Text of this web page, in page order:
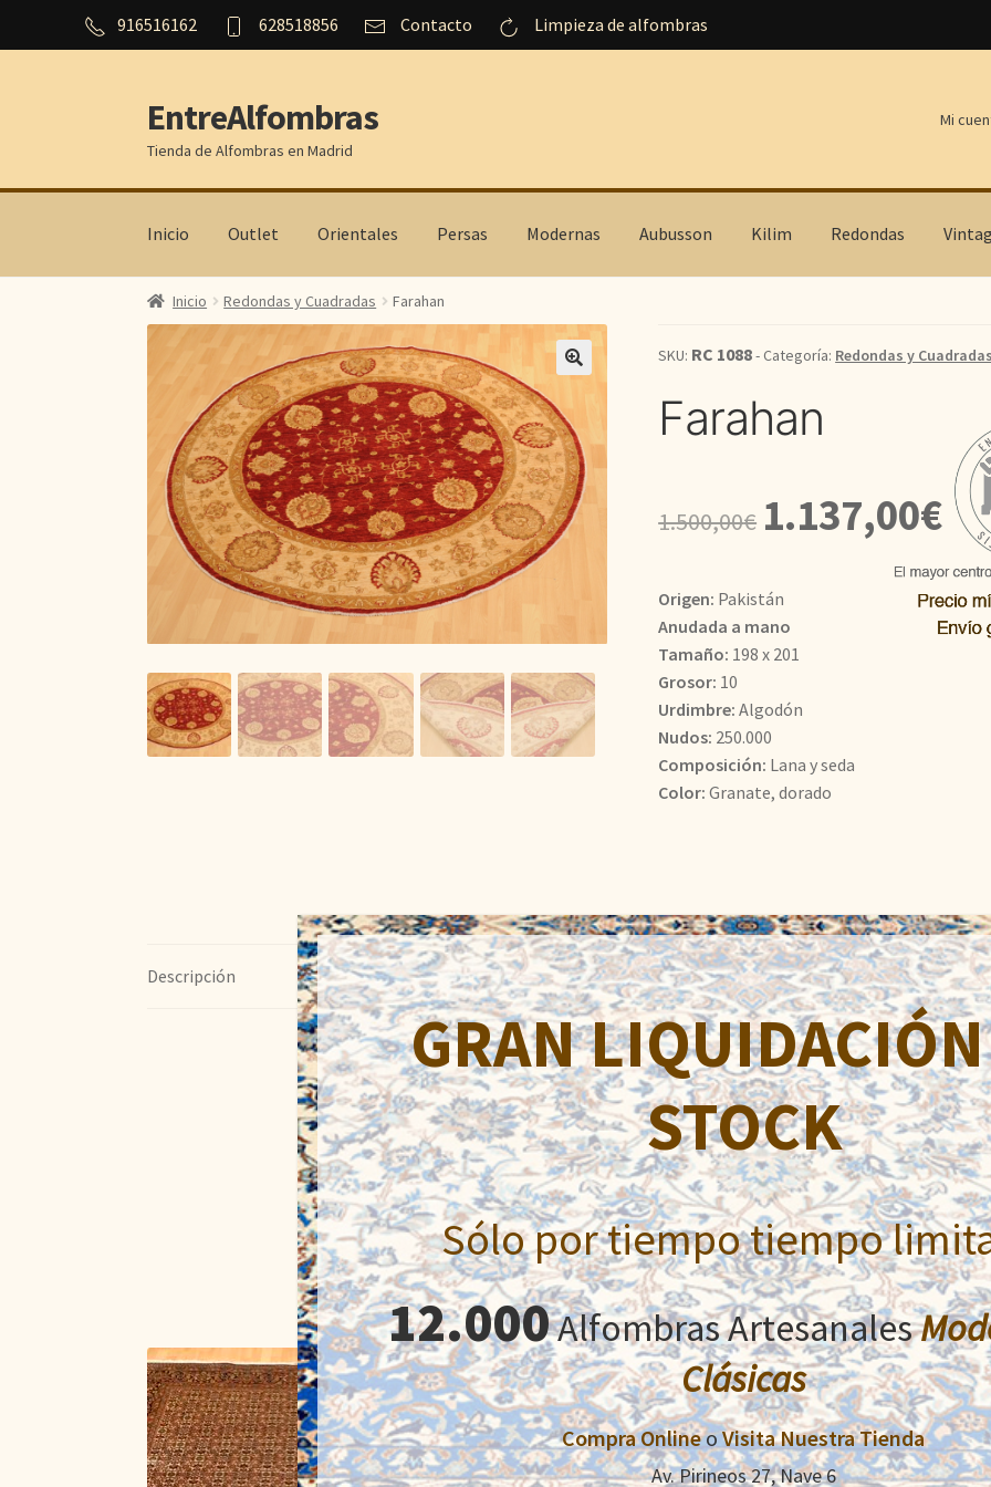
916516162 628518856 Contacto Limpieza de alfombras
Ir
a
la
navegación
Ir
al
contenido
EntreAlfombras
Tienda de Alfombras en Madrid
Mi
Inicio Outlet Orientales Persas Modernas Aubusson Kilim Redondas
Inicio Redondas y Cuadradas Farahan
SKU: RC 1088- Categoría: Redondas y Cuadradas
Farahan
1.500,00€
El
precio
era:
1.500,00€.
1.137,00€El
es:
Origen: Pakistán
Anudada a mano
Tamaño: 198 x 201
Grosor: 10
Urdimbre: Algodón
Nudos: 250.000
Composición: Lana y seda
Color:Granate, dorado
Descripción Descripción
Estas alfombras fueron diseñadas según el gusto
sus diseños florales y gran variedad de colores, todos
beige, dorados, azules y turquesas. Algunas de estas
especiales y su tacto es similar a la seda. Bases fuertes y
anudadas a mano en Afganistán , Irán y Pakistán. Existe
estas alfombras, siendo también últimamente las
Productos relacionados
GRAN
STOCK
Sólo por tiempo tiempo
12.000Alfombras Artesanales
Clásicas
Compra OnlineoVisita Nuestra Tienda
Av. Pirineos 27, Nave 6